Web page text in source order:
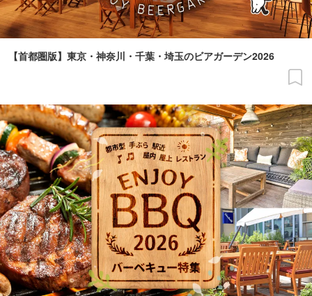
【首都圏版】東京・神奈川・千葉・埼玉のビアガーデン2026